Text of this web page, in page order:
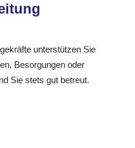
unterstützen Sie
Besorgungen oder
Sie stets gut betreut.